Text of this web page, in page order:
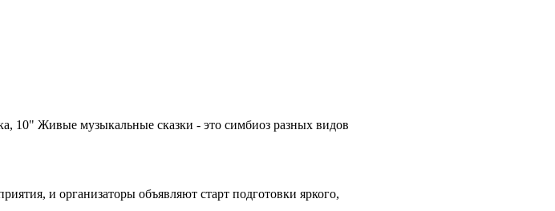
Живые музыкальные сказки - это симбиоз разных видов
и организаторы объявляют старт подготовки яркого,